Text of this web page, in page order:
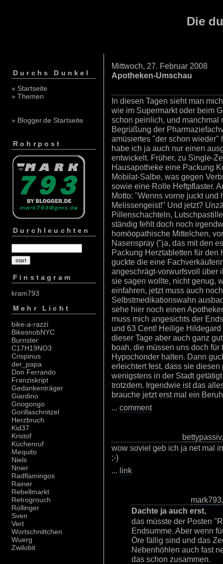
Die
Durchs Dunkel
» Startseite
» Themen
» Blogger.de Startseite
Rohrpost
Durchleuchten
Finstagram
kram793
Mehr Licht
bike-a-razzi
BikesnobNYC
Burnster
C17H19NO3
Crispinus
der_papa
Don Ferrando
Franziskript
Gedankenträger
Giardino
Gnogongo
Gorillaschnitzel
Herzbruch
Kid37
Kristof
Küchenruf
Mequito
Niels
Nnier
Radflamingos
Rainer
Rebellmarkt
Retrogrouch
Rollinger
Sven
Vert
Wortschnittchen
Wuerg
Zwilobit
Mittwoch, 27. Februar 2008
Apotheken-Umschau
In diesen Tagen sieht man
wie im Supermarkt oder beim
schon peinlich, und manchmal
Begrüßung der
amüsiertes "der schon wieder"
habe ich ja auch nur einen
entwickelt. Früher, zu Single-
Hausapotheke eine Packung
Mobilat-Salbe, was gegen
sowie eine Rolle Heftpflaster.
Motto: "Wenns vorne juckt
Melissengeist!" Und jetzt?
Pillenschachteln,
ständig fehlt doch noch
homöopathische Mittelchen,
Nasenspray ("ja, das mit den
Packung Herztabletten für den
guckte die eine
angeschrägt-vorwurfsvoll über
sie sagen wollte, nicht genug,
einfahren, jetzt muss auch
Selbstmedikationswahn
sehe hier noch einen
muss mich angesichts der
und 63 Cent! Heilige
dieser Tage aber auch ganz
boah, die müssen uns doch
Hypochonder halten. Dann
erleichtert fest, dass sie
wenigstens in der Stadt
trotzdem. Irgendwie ist das
brauche jetzt erst mal ein
... comment
bettypassiv
wow soviel geb ich ja net mal
;-)
... link
mark793
Dachte ja auch erst,
das müsste der Posten
Endsumme. Aber wenn
Öre fällig sind und das
Nebenhöhlen auch fast
das schon zusammen.